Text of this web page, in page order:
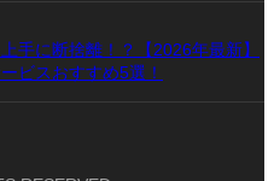
手に断捨離！？【2026年最新】
ビスおすすめ5選！